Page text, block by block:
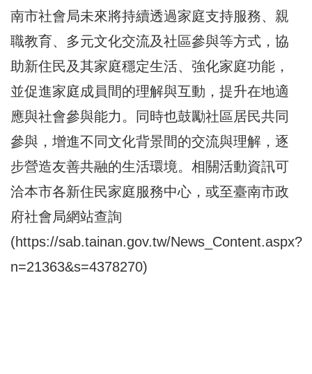
南市社會局未來將持續透過家庭支持服務、親
職教育、多元文化交流及社區參與等方式，協
助新住民及其家庭穩定生活、強化家庭功能，
並促進家庭成員間的理解與互動，提升在地適
應與社會參與能力。同時也鼓勵社區居民共同
參與，增進不同文化背景間的交流與理解，逐
步營造友善共融的生活環境。相關活動資訊可
洽本市各新住民家庭服務中心，或至臺南市政
府社會局網站查詢
(https://sab.tainan.gov.tw/News_Content.aspx?
n=21363&s=4378270)